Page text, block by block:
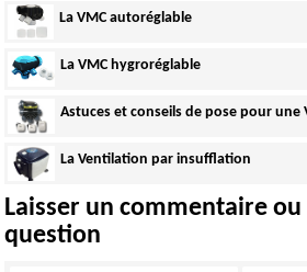
La VMC autoréglable
La VMC hygroréglable
Astuces et conseils de pose pour une
La Ventilation par insufflation
Laisser un commentaire
question